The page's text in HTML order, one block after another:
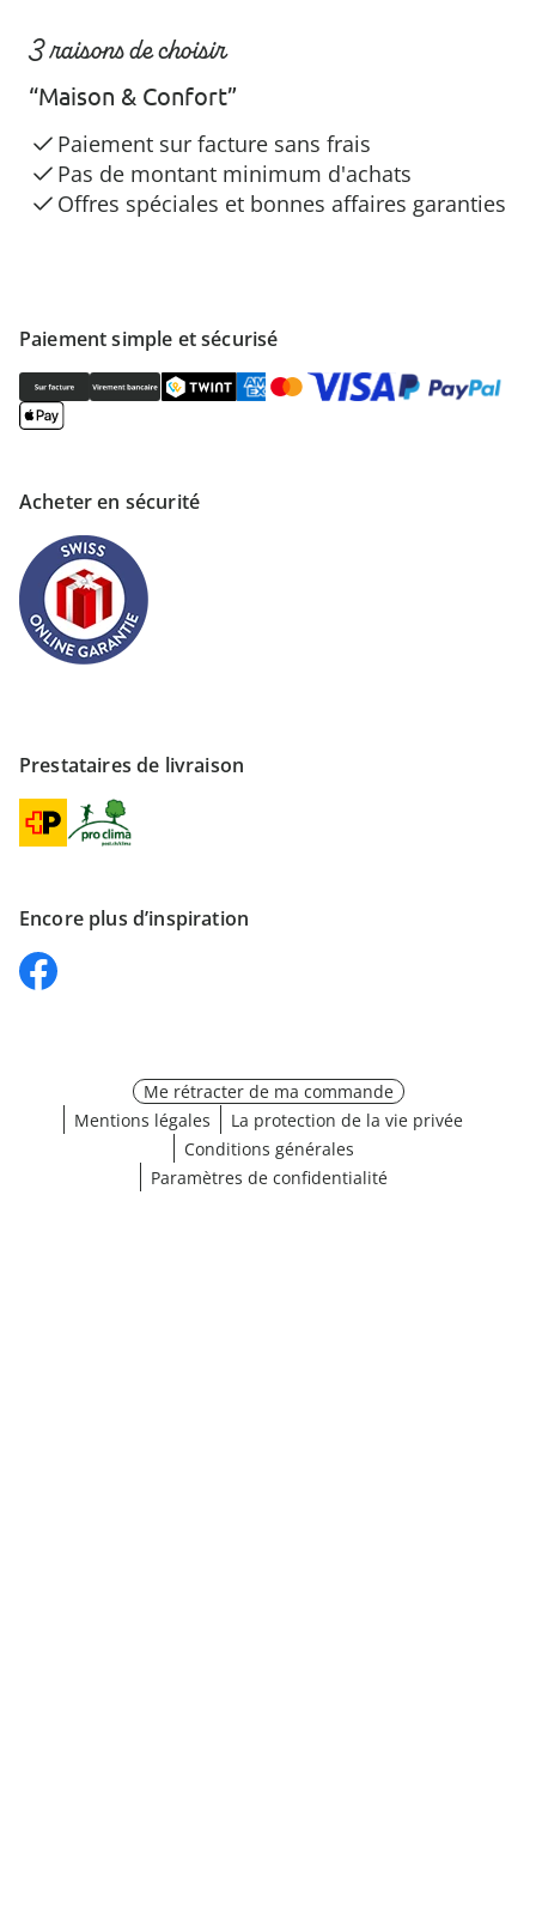
Paiement simple et sécurisé
Acheter en sécurité
Prestataires de livraison
Encore plus d’inspiration
3 raisons de choisir
“Maison & Confort”
Paiement sur facture sans frais
Pas de montant minimum d'achats
Offres spéciales et bonnes affaires garanties
Me rétracter de ma commande
Mentions légales
La protection de la vie privée
Conditions générales
Paramètres de confidentialité